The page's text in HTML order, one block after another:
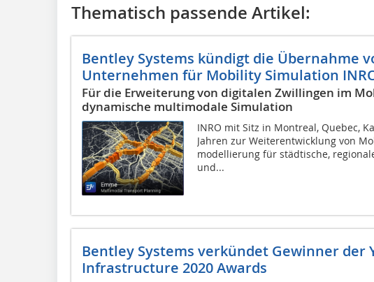
Thematisch passende Artikel:
Bentley Systems kündigt die Übernahme
Unternehmen für Mobility Simulation
Für die Erweiterung von digitalen Zwillingen im
dynamische multimodale Simulation
INRO mit Sitz in Montreal, Quebec,
Jahren zur Weiterentwicklung von
modellierung für städtische,
und...
Bentley Systems verkündet Gewinner der
Infrastructure 2020 Awards